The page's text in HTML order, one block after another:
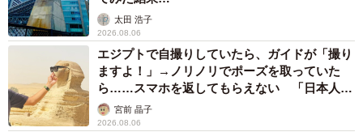
太田 浩子
2026.08.06
エジプトで自撮りしていたら、ガイドが「撮り
ますよ！」→ノリノリでポーズを取っていた
ら……スマホを返してもらえない 「日本人は
カモ代表かも」「私は6時間で3万円払った」
宮前 晶子
2026.08.06